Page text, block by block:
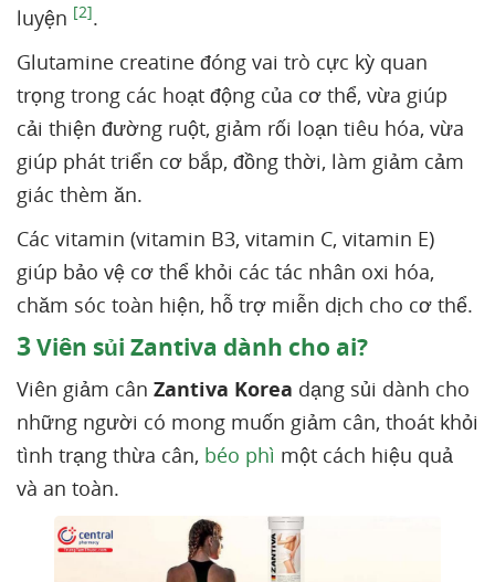
luyện [2].
Glutamine creatine đóng vai trò cực kỳ quan
trọng trong các hoạt động của cơ thể, vừa giúp
cải thiện đường ruột, giảm rối loạn tiêu hóa, vừa
giúp phát triển cơ bắp, đồng thời, làm giảm cảm
giác thèm ăn.
Các vitamin (vitamin B3, vitamin C, vitamin E)
giúp bảo vệ cơ thể khỏi các tác nhân oxi hóa,
chăm sóc toàn hiện, hỗ trợ miễn dịch cho cơ thể.
3Viên sủi Zantiva dành cho ai?
Viên giảm cân Zantiva Korea dạng sủi dành cho
những người có mong muốn giảm cân, thoát khỏi
tình trạng thừa cân, béo phì một cách hiệu quả
và an toàn.